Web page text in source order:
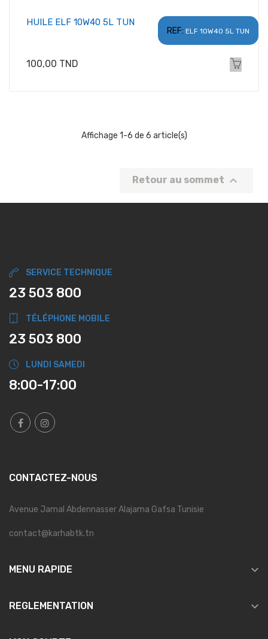
REF: ELF 10W40 5L TUN
HUILE ELF 10W40 5L TUN
Prix
100,00 TND
Affichage 1-6 de 6 article(s)
Retour au sommet 
SERVICE TECHNIQUE
23 503 800
TÉLÉPHONE MOBILE
23 503 800
LUNDI SAMEDI
8:00-17:00
CONTACTEZ-NOUS
Avenue Jamal Abdennasser Alajama Gafsa Tunisie
contact@karhabtk.tn
MENU RAPIDE 
REGLEMENTATION 